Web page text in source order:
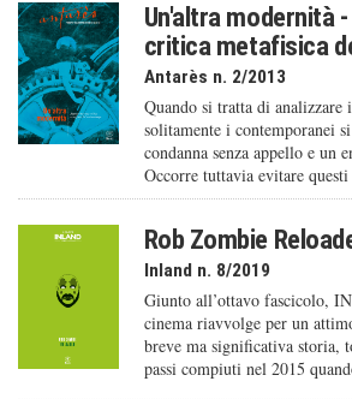
Un'altra modernità
critica metafisica
Antarès n. 2/2013
Quando si tratta di
solitamente i contemporanei
condanna senza appello e un
Occorre tuttavia evitare
Rob Zombie
Inland n. 8/2019
Giunto all’ottavo fascicolo,
cinema riavvolge per un
breve ma significativa storia,
passi compiuti nel 2015